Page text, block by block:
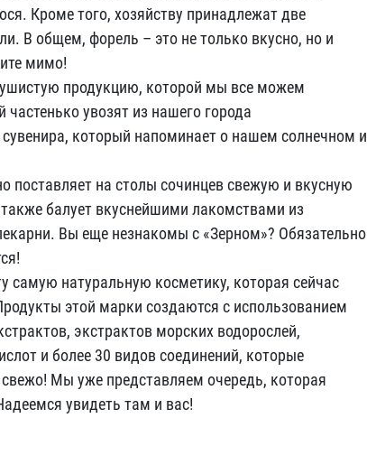
Кроме того, хозяйству принадлежат две
В общем, форель – это не только вкусно, но и
мимо!
продукцию, которой мы все можем
увозят из нашего города
который напоминает о нашем солнечном и
поставляет на столы сочинцев свежую и вкусную
балует вкуснейшими лакомствами из
Вы еще незнакомы с «Зерном»? Обязательно
самую натуральную косметику, которая сейчас
этой марки создаются с использованием
экстрактов морских водорослей,
и более 30 видов соединений, которые
Мы уже представляем очередь, которая
увидеть там и вас!